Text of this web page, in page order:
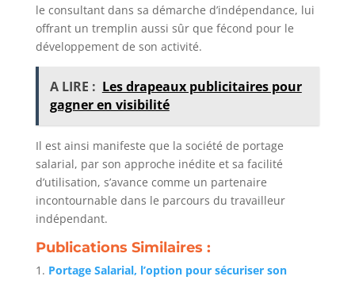
le consultant dans sa démarche d’indépendance, lui
offrant un tremplin aussi sûr que fécond pour le
développement de son activité.
A LIRE : Les drapeaux publicitaires pour
gagner en visibilité
Il est ainsi manifeste que la société de portage
salarial, par son approche inédite et sa facilité
d’utilisation, s’avance comme un partenaire
incontournable dans le parcours du travailleur
indépendant.
Publications Similaires :
Portage Salarial, l’option pour sécuriser son